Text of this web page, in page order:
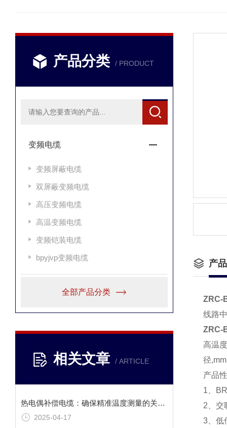
产品分类 / PRODUCT
变频电缆
变频屏蔽电缆
双屏蔽变频电缆
高压变频电缆
高温变频电缆
变频铠装电缆
bpyjvp变频电缆
全部产品分类
相关文章 / ARTICLE
热电偶补偿电缆：确保精准温度测量的关键环节
2025-04-17
产
ZRC-
线路
ZRC-
高温
径
产品
1、
2、交
3、低